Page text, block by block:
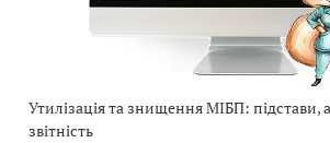
Утилізація та знищення МІБП: підстави,
звітність